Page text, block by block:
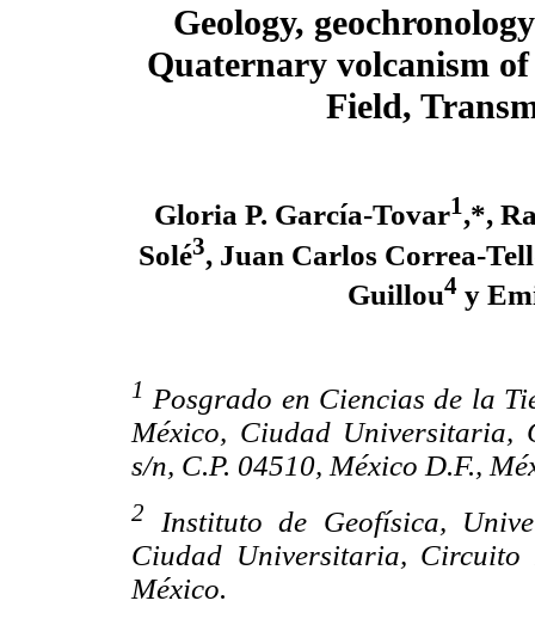
Geology,
Quaternary volcanism
Field,
Gloria P. García-Tovar1,*,
Solé3, Juan Carlos Correa-
Guillou4 y
1 Posgrado en Ciencias de la
México, Ciudad Universitaria,
s/n, C.P. 04510, México D.F.,
2
Instituto de Geofísica,
Ciudad Universitaria, Circuito
México.